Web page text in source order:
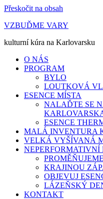
Přeskočit na obsah
VZBUĎME VARY
kulturní kúra na Karlovarsku
O NÁS
PROGRAM
BYLO
LOUTKOVÁ
ESENCE MÍSTA
NALAĎTE SE
ESENCE
MALÁ INVENTURA
VELKÁ VYŠÍVANÁ
NEPERFORMATIVNÍ
KRAJINOU
OBJEVUJ
LÁZEŇSKÝ
KONTAKT